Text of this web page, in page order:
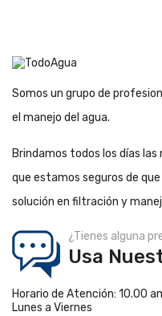
Somos un grupo de
el manejo del agua.
Brindamos todos los días
que estamos seguros de
solución en filtración y
¿Tienes alguna
Usa
Horario de Atención: 10.00
Lunes a Viernes